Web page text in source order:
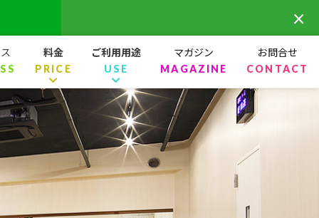
×
料金
PRICE
ご利用用途
USE
マガジン
MAGAZINE
お問合せ
CONTACT